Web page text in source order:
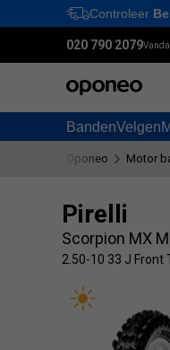
Controleer
020 790 2079
BandenVelgen
Oponeo Motor
Pirelli
Scorpion MX
2.50-10 33 J Front